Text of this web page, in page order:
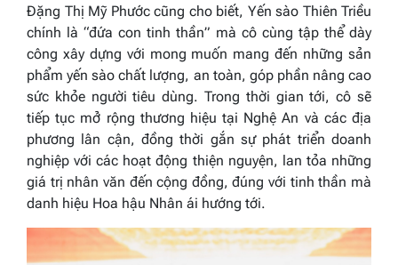
Đặng Thị Mỹ Phước cũng cho biết, Yến sào Thiên Triều
chính là “đứa con tinh thần” mà cô cùng tập thể dày
công xây dựng với mong muốn mang đến những sản
phẩm yến sào chất lượng, an toàn, góp phần nâng cao
sức khỏe người tiêu dùng. Trong thời gian tới, cô sẽ
tiếp tục mở rộng thương hiệu tại Nghệ An và các địa
phương lân cận, đồng thời gắn sự phát triển doanh
nghiệp với các hoạt động thiện nguyện, lan tỏa những
giá trị nhân văn đến cộng đồng, đúng với tinh thần mà
danh hiệu Hoa hậu Nhân ái hướng tới.